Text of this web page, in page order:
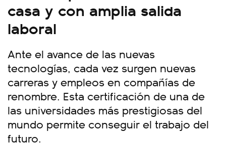
casa y con amplia salida
laboral
Ante el avance de las nuevas
tecnologías, cada vez surgen nuevas
carreras y empleos en compañías de
renombre. Esta certificación de una de
las universidades más prestigiosas del
mundo permite conseguir el trabajo del
futuro.